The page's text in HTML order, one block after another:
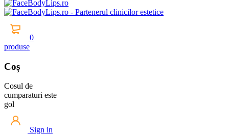
0
produse
Coș
Cosul de
cumparaturi este
gol
Sign in